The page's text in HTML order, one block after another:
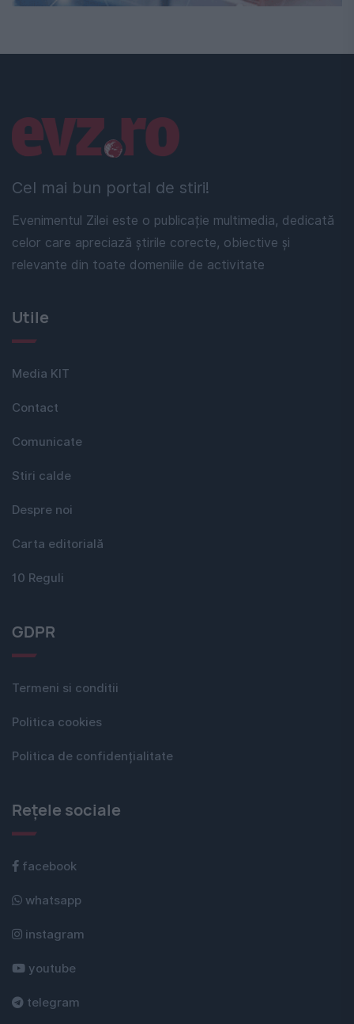
Cel mai bun portal de stiri!
Evenimentul Zilei este o publicație multimedia, dedicată
celor care apreciază știrile corecte, obiective și
relevante din toate domeniile de activitate
Linkuri utile
Utile
Media KIT
Contact
Comunicate
Stiri calde
Despre noi
Carta editorială
10 Reguli
GDPR
Termeni si conditii
Politica cookies
Politica de confidențialitate
Rețele sociale
facebook
whatsapp
instagram
youtube
telegram